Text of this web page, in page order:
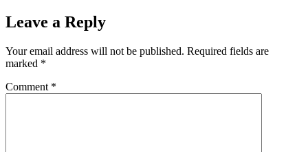
Leave a Reply
Your email address will not be published. Required fields are
marked *
Comment *